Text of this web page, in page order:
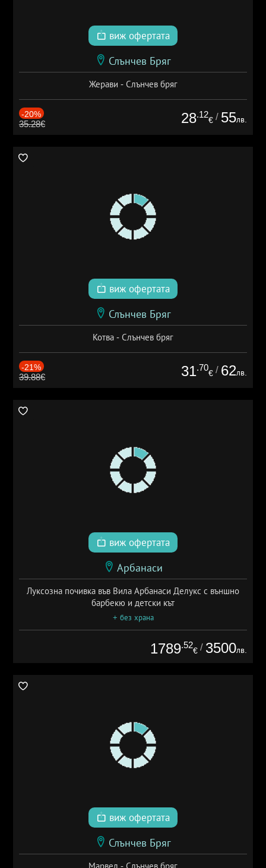
виж офертата
Слънчев Бряг
Жерави - Слънчев бряг
-20%
35.28€ 28.12
€ / 55лв.
виж офертата
Слънчев Бряг
Котва - Слънчев бряг
-21%
39.88€ 31.70
€ / 62лв.
виж офертата
Арбанаси
Луксозна почивка във Вила Арбанаси Делукс с външно
барбекю и детски кът
+ без храна
1789.52
€ / 3500лв.
виж офертата
Слънчев Бряг
Марвел - Слънчев бряг